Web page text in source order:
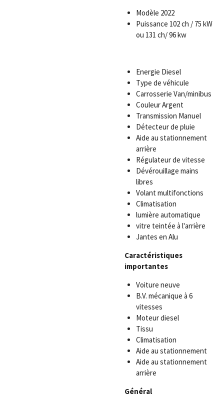
Modèle 2022
Puissance 102 ch / 75 kW
ou 131 ch/ 96 kw
Energie Diesel
Type de véhicule
Carrosserie Van/minibus
Couleur Argent
Transmission Manuel
Détecteur de pluie
Aide au stationnement
arrière
Régulateur de vitesse
Dévérouillage mains
libres
Volant multifonctions
Climatisation
lumière automatique
vitre teintée à l'arrière
Jantes en Alu
Caractéristiques
importantes
Voiture neuve
B.V. mécanique à 6
vitesses
Moteur diesel
Tissu
Climatisation
Aide au stationnement
Aide au stationnement
arrière
Général